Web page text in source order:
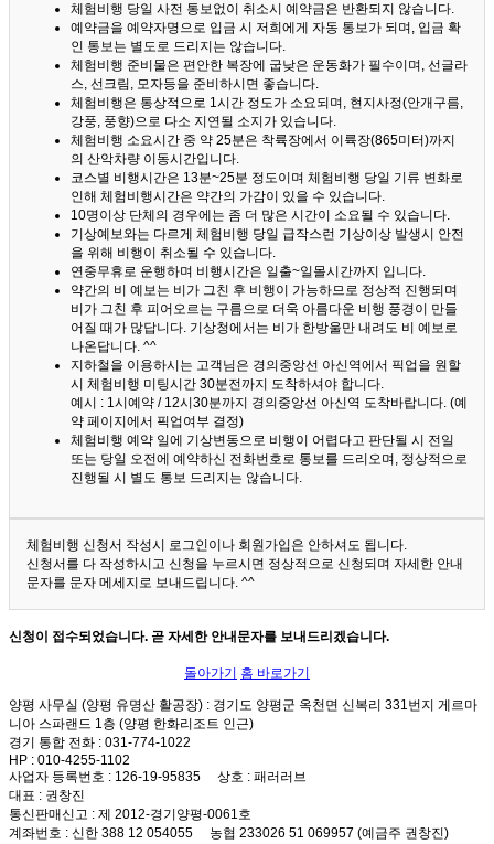
체험비행 당일 사전 통보없이 취소시 예약금은 반환되지 않습니다.
예약금을 예약자명으로 입금 시 저희에게 자동 통보가 되며, 입금 확
인 통보는 별도로 드리지는 않습니다.
체험비행 준비물은 편안한 복장에 굽낮은 운동화가 필수이며, 선글라
스, 선크림, 모자등을 준비하시면 좋습니다.
체험비행은 통상적으로 1시간 정도가 소요되며, 현지사정(안개구름,
강풍, 풍향)으로 다소 지연될 소지가 있습니다.
체험비행 소요시간 중 약 25분은 착륙장에서 이륙장(865미터)까지
의 산악차량 이동시간입니다.
코스별 비행시간은 13분~25분 정도이며 체험비행 당일 기류 변화로
인해 체험비행시간은 약간의 가감이 있을 수 있습니다.
10명이상 단체의 경우에는 좀 더 많은 시간이 소요될 수 있습니다.
기상예보와는 다르게 체험비행 당일 급작스런 기상이상 발생시 안전
을 위해 비행이 취소될 수 있습니다.
연중무휴로 운행하며 비행시간은 일출~일몰시간까지 입니다.
약간의 비 예보는 비가 그친 후 비행이 가능하므로 정상적 진행되며
비가 그친 후 피어오르는 구름으로 더욱 아름다운 비행 풍경이 만들
어질 때가 많답니다. 기상청에서는 비가 한방울만 내려도 비 예보로
나온답니다. ^^
지하철을 이용하시는 고객님은 경의중앙선 아신역에서 픽업을 원할
시 체험비행 미팅시간 30분전까지 도착하셔야 합니다.
예시 : 1시예약 / 12시30분까지 경의중앙선 아신역 도착바랍니다. (예
약 페이지에서 픽업여부 결정)
체험비행 예약 일에 기상변동으로 비행이 어렵다고 판단될 시 전일
또는 당일 오전에 예약하신 전화번호로 통보를 드리오며, 정상적으로
진행될 시 별도 통보 드리지는 않습니다.
체험비행 신청서 작성시 로그인이나 회원가입은 안하셔도 됩니다.
신청서를 다 작성하시고 신청을 누르시면 정상적으로 신청되며 자세한 안내
문자를 문자 메세지로 보내드립니다. ^^
신청이 접수되었습니다. 곧 자세한 안내문자를 보내드리겠습니다.
돌아가기 홈 바로가기
양평 사무실 (양평 유명산 활공장) : 경기도 양평군 옥천면 신복리 331번지 게르마
니아 스파랜드 1층 (양평 한화리조트 인근)
경기 통합 전화 : 031-774-1022
HP : 010-4255-1102
사업자 등록번호 : 126-19-95835 상호 : 패러러브
대표 : 권창진
통신판매신고 : 제 2012-경기양평-0061호
계좌번호 : 신한 388 12 054055 농협 233026 51 069957 (예금주 권창진)